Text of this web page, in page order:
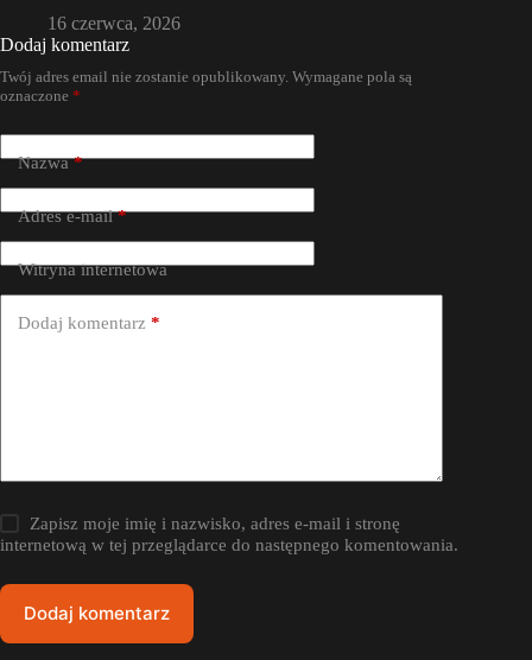
16 czerwca, 2026
Dodaj komentarz
Twój adres email nie zostanie opublikowany. Wymagane pola są
oznaczone *
Nazwa*
Adres e-mail*
Witryna internetowa
Dodaj komentarz *
Zapisz moje imię i nazwisko, adres e-mail i stronę
internetową w tej przeglądarce do następnego komentowania.
Dodaj komentarz